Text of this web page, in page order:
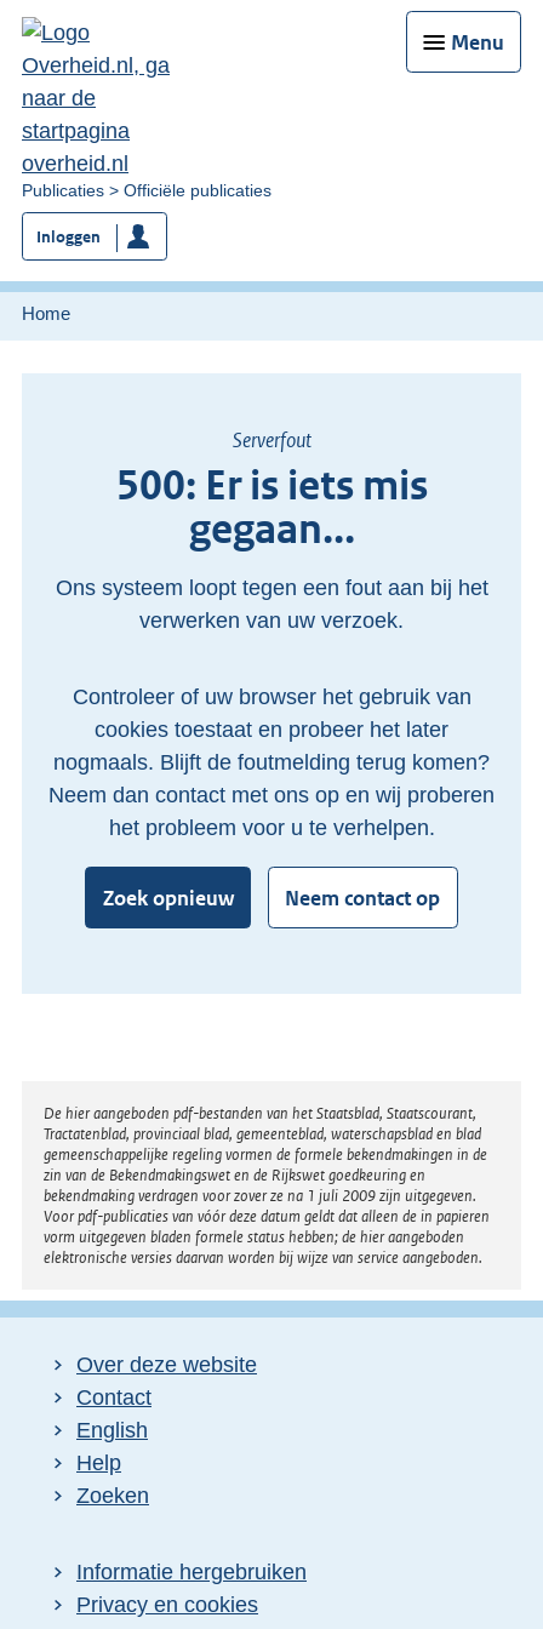
Menu
U
bent
nu
hier:
Publicaties Officiële publicaties
Inloggen
Home
500: Er is iets mis
gegaan...
Serverfout
Ons systeem loopt tegen een fout aan bij het
verwerken van uw verzoek.
Controleer of uw browser het gebruik van
cookies toestaat en probeer het later
nogmaals. Blijft de foutmelding terug komen?
Neem dan contact met ons op en wij proberen
het probleem voor u te verhelpen.
Zoek opnieuw Neem contact op
Disclaimer
De hier aangeboden pdf-bestanden van het Staatsblad, Staatscourant,
Tractatenblad, provinciaal blad, gemeenteblad, waterschapsblad en blad
gemeenschappelijke regeling vormen de formele bekendmakingen in de
zin van de Bekendmakingswet en de Rijkswet goedkeuring en
bekendmaking verdragen voor zover ze na 1 juli 2009 zijn uitgegeven.
Voor pdf-publicaties van vóór deze datum geldt dat alleen de in papieren
vorm uitgegeven bladen formele status hebben; de hier aangeboden
elektronische versies daarvan worden bij wijze van service aangeboden.
Over deze website
Contact
English
Help
Zoeken
Informatie hergebruiken
Privacy en cookies